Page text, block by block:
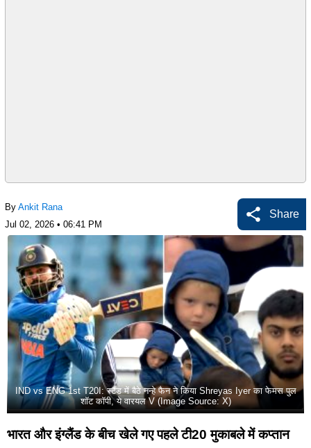
By Ankit Rana
Jul 02, 2026 • 06:41 PM
Share
IND vs ENG 1st T20I: स्टैंड में बैठे नन्हे फैन ने किया Shreyas Iyer का फेमस पुल
शॉट कॉपी, ये वारयल V (Image Source: X)
भारत और इंग्लैंड के बीच खेले गए पहले टी20 मुकाबले में कप्तान